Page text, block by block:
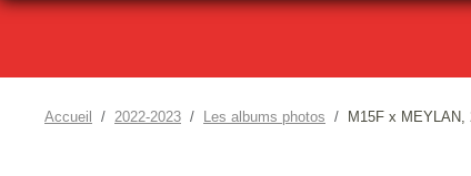
Accueil 2022-2023 Les albums photos M15F x MEYLAN,